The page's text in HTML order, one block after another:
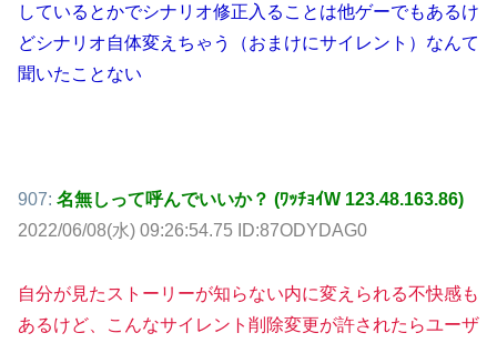
しているとかでシナリオ修正入ることは他ゲーでもあるけ
どシナリオ自体変えちゃう（おまけにサイレント）なんて
聞いたことない
907: 名無しって呼んでいいか？ (ﾜｯﾁｮｲW 123.48.163.86)
2022/06/08(水) 09:26:54.75 ID:87ODYDAG0
自分が見たストーリーが知らない内に変えられる不快感も
あるけど、こんなサイレント削除変更が許されたらユーザ